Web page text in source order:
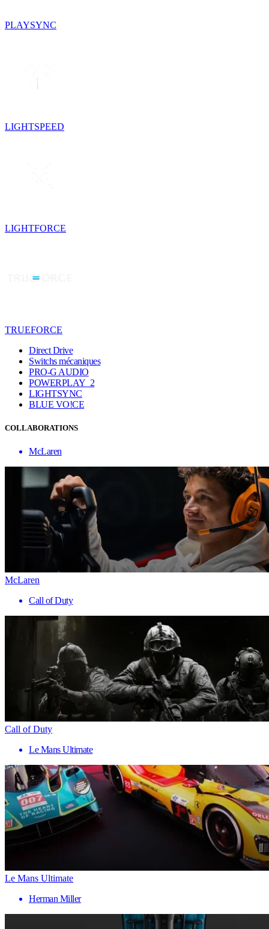
PLAYSYNC
LIGHTSPEED
LIGHTFORCE
TRUEFORCE
Direct Drive
Switchs mécaniques
PRO-G AUDIO
POWERPLAY 2
LIGHTSYNC
BLUE VO!CE
COLLABORATIONS
McLaren
McLaren
Call of Duty
Call of Duty
Le Mans Ultimate
Le Mans Ultimate
Herman Miller